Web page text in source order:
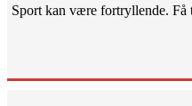
Sport kan være fortryllende. Få